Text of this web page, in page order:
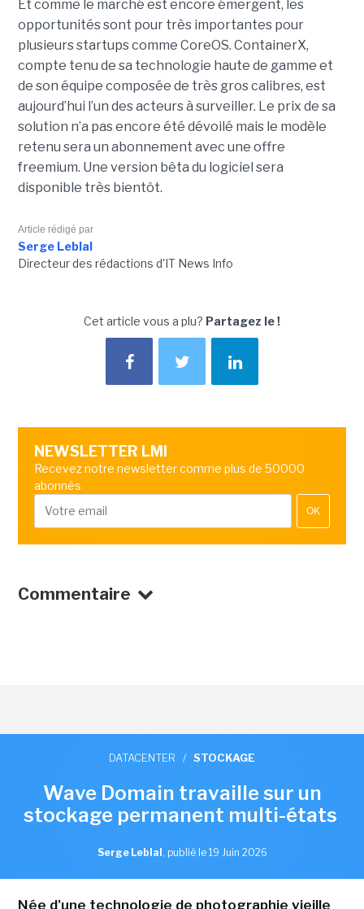
Et comme le marché est encore émergent, les
opportunités sont pour très importantes pour
plusieurs startups comme CoreOS. ContainerX,
compte tenu de sa technologie haute de gamme et
de son équipe composée de très gros calibres, est
aujourd’hui l’un des acteurs à surveiller. Le prix de sa
solution n’a pas encore été dévoilé mais le modèle
retenu sera un abonnement avec une offre
freemium. Une version bêta du logiciel sera
disponible très bientôt.
Article rédigé par
Serge Leblal
Directeur des rédactions d'IT News Info
Cet article vous a plu? Partagez le !
NEWSLETTER LMI
Recevez notre newsletter comme plus de 50000
abonnés
OK
Commentaire
DATACENTER / STOCKAGE
Wave Domain travaille sur un
stockage permanent multi-états
Serge Leblal , publié le 19 Juin 2026
Née d'une technologie de photographie vieille